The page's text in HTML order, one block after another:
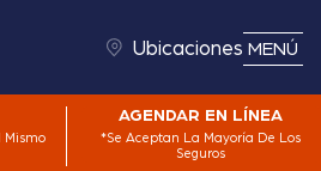
Ubicaciones MENÚ
Mismo
AGENDAR EN LÍNEA
*Se Aceptan La Mayoría De Los
Seguros